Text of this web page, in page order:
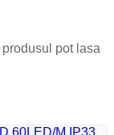
pot lasa